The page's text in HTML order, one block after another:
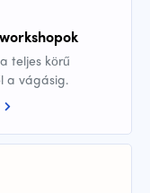
teljes körű
a vágásig.